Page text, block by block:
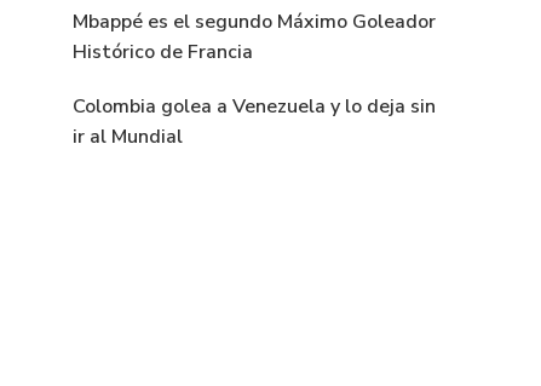
Mbappé es el segundo Máximo Goleador
Histórico de Francia
Colombia golea a Venezuela y lo deja sin
ir al Mundial